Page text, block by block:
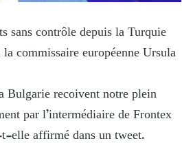
sans contrôle depuis la Turquie
commissaire européenne Ursula
Bulgarie recoivent notre plein
par l’intermédiaire de Frontex
elle affirmé dans un tweet.